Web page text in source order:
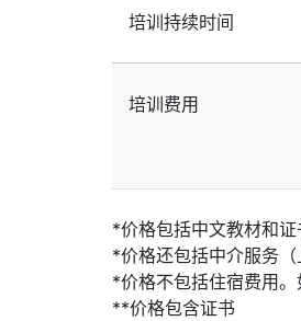
培训持续时间
培训费用
*价格包括中文教材和证
*价格还包括中介服务（
*价格不包括住宿费用。
**价格包含证书